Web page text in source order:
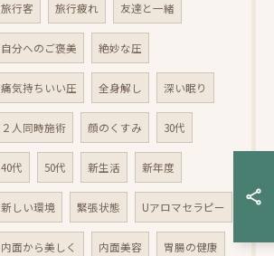
旅行客 旅行疲れ 友達と一緒
自分へのご褒美 絶妙な圧
痛気持ちいい圧 全身解し 深い眠り
２人同時施術 顔のくすみ 30代
40代 50代 新生活 新年度
新しい環境 緊張状態 Uアロマセラピー
内面から美しく 内面美容 胃腸の健康